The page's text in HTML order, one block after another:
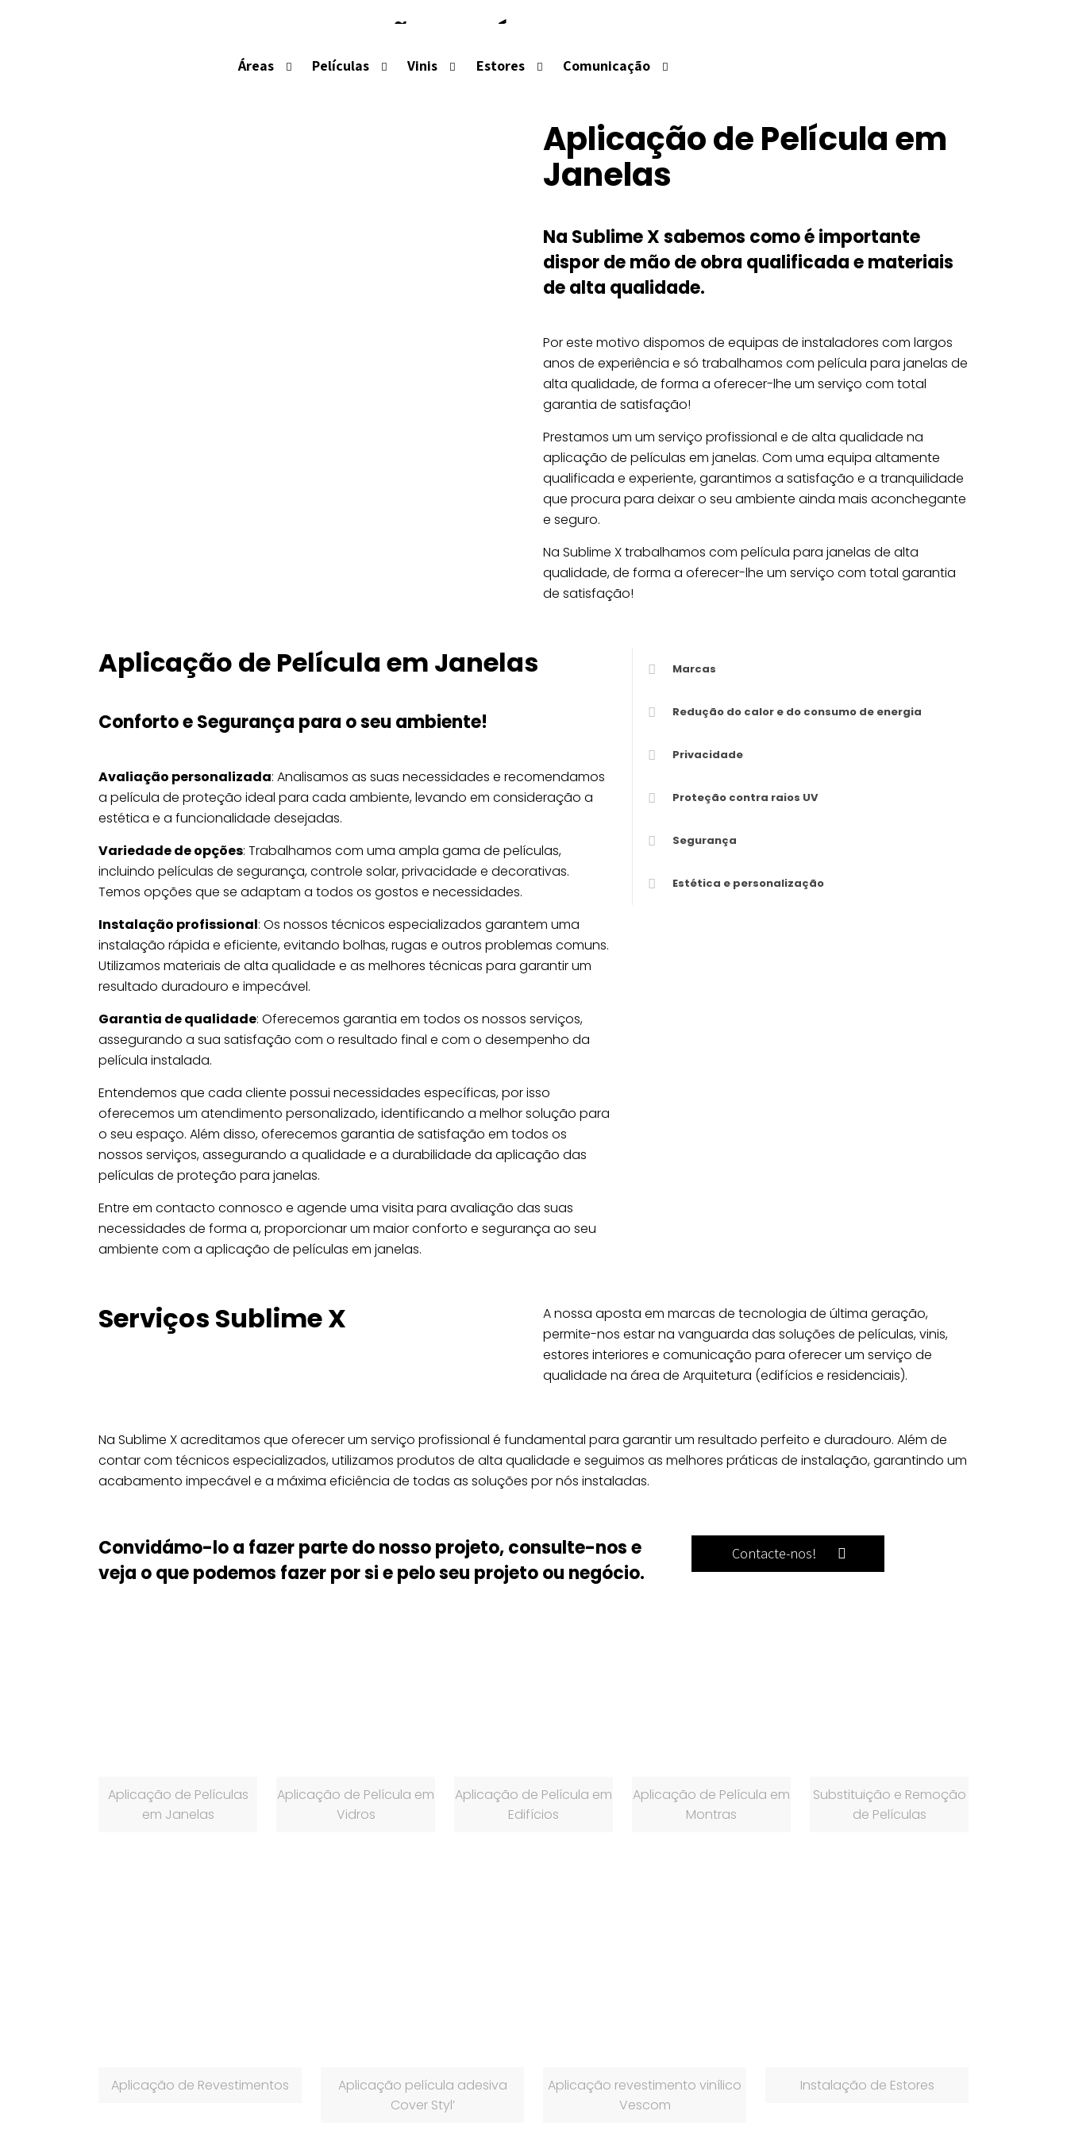
Áreas Películas Vinis Estores Comunicação
APLICAÇÃO PELÍCULAS EM JANELAS
Os nossos instaladores são certificados pelos fabricantes e contam com vários anos de experiência na aplicação de película em janelas.
Aplicação de Película em
Janelas
Na Sublime X sabemos como é importante
dispor de mão de obra qualificada e materiais
de alta qualidade.
Por este motivo dispomos de equipas de instaladores com largos
anos de experiência e só trabalhamos com película para janelas de
alta qualidade, de forma a oferecer-lhe um serviço com total
garantia de satisfação!
Prestamos um um serviço profissional e de alta qualidade na
aplicação de películas em janelas. Com uma equipa altamente
qualificada e experiente, garantimos a satisfação e a tranquilidade
que procura para deixar o seu ambiente ainda mais aconchegante
e seguro.
Na Sublime X trabalhamos com película para janelas de alta
qualidade, de forma a oferecer-lhe um serviço com total garantia
de satisfação!
Aplicação de Película em Janelas
Conforto e Segurança para o seu ambiente!
Avaliação personalizada: Analisamos as suas necessidades e recomendamos
a película de proteção ideal para cada ambiente, levando em consideração a
estética e a funcionalidade desejadas.
Variedade de opções: Trabalhamos com uma ampla gama de películas,
incluindo películas de segurança, controle solar, privacidade e decorativas.
Temos opções que se adaptam a todos os gostos e necessidades.
Instalação profissional: Os nossos técnicos especializados garantem uma
instalação rápida e eficiente, evitando bolhas, rugas e outros problemas comuns.
Utilizamos materiais de alta qualidade e as melhores técnicas para garantir um
resultado duradouro e impecável.
Garantia de qualidade: Oferecemos garantia em todos os nossos serviços,
assegurando a sua satisfação com o resultado final e com o desempenho da
película instalada.
Entendemos que cada cliente possui necessidades específicas, por isso
oferecemos um atendimento personalizado, identificando a melhor solução para
o seu espaço. Além disso, oferecemos garantia de satisfação em todos os
nossos serviços, assegurando a qualidade e a durabilidade da aplicação das
películas de proteção para janelas.
Entre em contacto connosco e agende uma visita para avaliação das suas
necessidades de forma a, proporcionar um maior conforto e segurança ao seu
ambiente com a aplicação de películas em janelas.
Marcas
Redução do calor e do consumo de energia
Privacidade
Proteção contra raios UV
Segurança
Estética e personalização
Serviços Sublime X
A nossa aposta em marcas de tecnologia de última geração,
permite-nos estar na vanguarda das soluções de películas, vinis,
estores interiores e comunicação para oferecer um serviço de
qualidade na área de Arquitetura (edifícios e residenciais).
Na Sublime X acreditamos que oferecer um serviço profissional é fundamental para garantir um resultado perfeito e duradouro. Além de
contar com técnicos especializados, utilizamos produtos de alta qualidade e seguimos as melhores práticas de instalação, garantindo um
acabamento impecável e a máxima eficiência de todas as soluções por nós instaladas.
Convidámo-lo a fazer parte do nosso projeto, consulte-nos e
veja o que podemos fazer por si e pelo seu projeto ou negócio.
Contacte-nos!
Aplicação de Películas
em Janelas
Aplicação de Película em
Vidros
Aplicação de Película em
Edifícios
Aplicação de Película em
Montras
Substituição e Remoção
de Películas
Aplicação de Revestimentos
Aplicação película adesiva
Cover Styl’
Aplicação revestimento vinílico
Vescom
Instalação de Estores